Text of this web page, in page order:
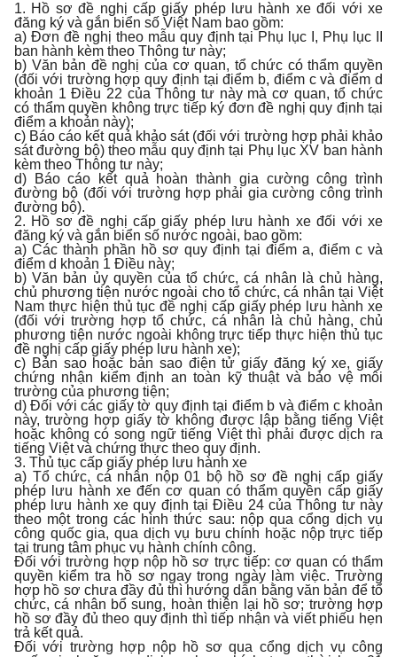
1. Hồ sơ đề nghị cấp giấy phép lưu hành xe đối với xe
đăng ký và gắn biển số Việt Nam bao gồm:
a) Đơn đề nghị theo mẫu quy định tại Phụ lục I, Phụ lục II
ban hành kèm theo Thông tư này;
b) Văn bản đề nghị của cơ quan, tổ chức có thẩm quyền
(đối với trường hợp quy định tại điểm b, điểm c và điểm d
khoản 1 Điều 22 của Thông tư này mà cơ quan, tổ chức
có thẩm quyền không trực tiếp ký đơn đề nghị quy định tại
điểm a khoản này);
c) Báo cáo kết quả khảo sát (đối với trường hợp phải khảo
sát đường bộ) theo mẫu quy định tại Phụ lục XV ban hành
kèm theo Thông tư này;
d) Báo cáo kết quả hoàn thành gia cường công trình
đường bộ (đối với trường hợp phải gia cường công trình
đường bộ).
2. Hồ sơ đề nghị cấp giấy phép lưu hành xe đối với xe
đăng ký và gắn biển số nước ngoài, bao gồm:
a) Các thành phần hồ sơ quy định tại điểm a, điểm c và
điểm d khoản 1 Điều này;
b) Văn bản ủy quyền của tổ chức, cá nhân là chủ hàng,
chủ phương tiện nước ngoài cho tổ chức, cá nhân tại Việt
Nam thực hiện thủ tục đề nghị cấp giấy phép lưu hành xe
(đối với trường hợp tổ chức, cá nhân là chủ hàng, chủ
phương tiện nước ngoài không trực tiếp thực hiện thủ tục
đề nghị cấp giấy phép lưu hành xe);
c) Bản sao hoặc bản sao điện tử giấy đăng ký xe, giấy
chứng nhận kiểm định an toàn kỹ thuật và bảo vệ môi
trường của phương tiện;
d) Đối với các giấy tờ quy định tại điểm b và điểm c khoản
này, trường hợp giấy tờ không được lập bằng tiếng Việt
hoặc không có song ngữ tiếng Việt thì phải được dịch ra
tiếng Việt và chứng thực theo quy định.
3. Thủ tục cấp giấy phép lưu hành xe
a) Tổ chức, cá nhân nộp 01 bộ hồ sơ đề nghị cấp giấy
phép lưu hành xe đến cơ quan có thẩm quyền cấp giấy
phép lưu hành xe quy định tại Điều 24 của Thông tư này
theo một trong các hình thức sau: nộp qua cổng dịch vụ
công quốc gia, qua dịch vụ bưu chính hoặc nộp trực tiếp
tại trung tâm phục vụ hành chính công.
Đối với trường hợp nộp hồ sơ trực tiếp: cơ quan có thẩm
quyền kiểm tra hồ sơ ngay trong ngày làm việc. Trường
hợp hồ sơ chưa đầy đủ thì hướng dẫn bằng văn bản để tổ
chức, cá nhân bổ sung, hoàn thiện lại hồ sơ; trường hợp
hồ sơ đầy đủ theo quy định thì tiếp nhận và viết phiếu hẹn
trả kết quả.
Đối với trường hợp nộp hồ sơ qua cổng dịch vụ công